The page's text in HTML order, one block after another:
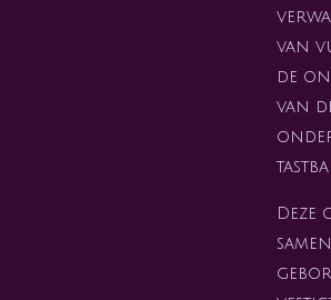
van
de
van
Deze